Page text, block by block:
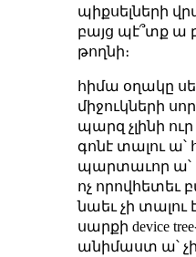
պիքսելների
բայց պէ՞տք ա
թողնի։
հիմա օղակը
միջուկների
պարզ չլինի
գոնէ տալու ա՝
պարտաւոր ա՝
ոչ որովհետեւ
նաեւ չի տալու
սարքի device
անիմաստ ա՝ չի